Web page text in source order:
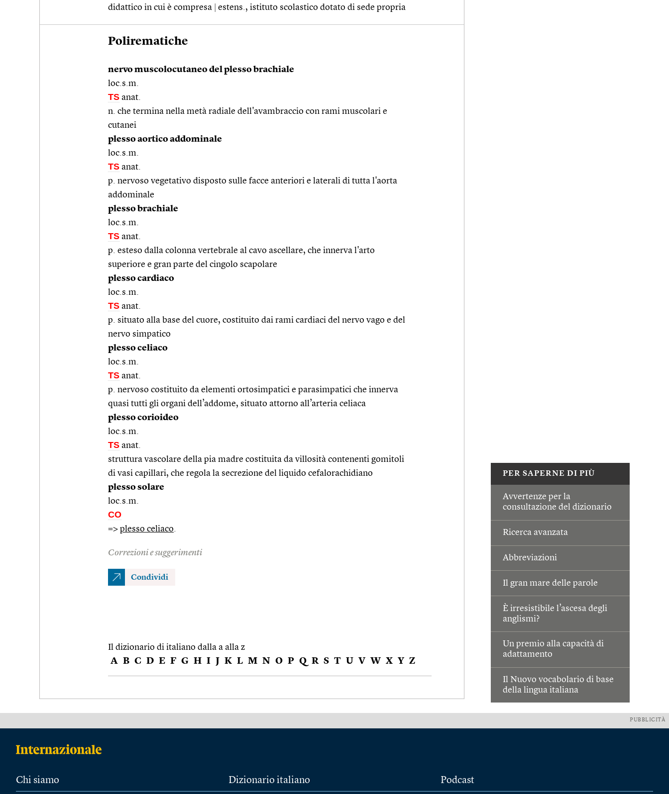
PER SAPERNE DI PIÙ
Avvertenze per la
consultazione del dizionario
Ricerca avanzata
Abbreviazioni
Il gran mare delle parole
È irresistibile l’ascesa degli
anglismi?
Un premio alla capacità di
adattamento
Il Nuovo vocabolario di base
della lingua italiana
didattico in cui è compresa
estens., istituto scolastico dotato di sede propria
Polirematiche
nervo muscolocutaneo del plesso brachiale
loc.s.m.
TS anat.
n. che termina nella metà radiale dell'avambraccio con rami muscolari e
cutanei
plesso aortico addominale
loc.s.m.
TS anat.
p. nervoso vegetativo disposto sulle facce anteriori e laterali di tutta l'aorta
addominale
plesso brachiale
loc.s.m.
TS anat.
p. esteso dalla colonna vertebrale al cavo ascellare, che innerva l'arto
superiore e gran parte del cingolo scapolare
plesso cardiaco
loc.s.m.
TS anat.
p. situato alla base del cuore, costituito dai rami cardiaci del nervo vago e del
nervo simpatico
plesso celiaco
loc.s.m.
TS anat.
p. nervoso costituito da elementi ortosimpatici e parasimpatici che innerva
quasi tutti gli organi dell’addome, situato attorno all’arteria celiaca
plesso corioideo
loc.s.m.
TS anat.
struttura vascolare della pia madre costituita da villosità contenenti gomitoli
di vasi capillari, che regola la secrezione del liquido cefalorachidiano
plesso solare
loc.s.m.
CO
=> plesso celiaco.
Correzioni e suggerimenti
Condividi
Il dizionario di italiano dalla a alla z
A B C D E F G H I J K L M N O P Q R S T U V W X Y Z
PUBBLICITÀ
Chi siamo Dizionario italiano Podcast